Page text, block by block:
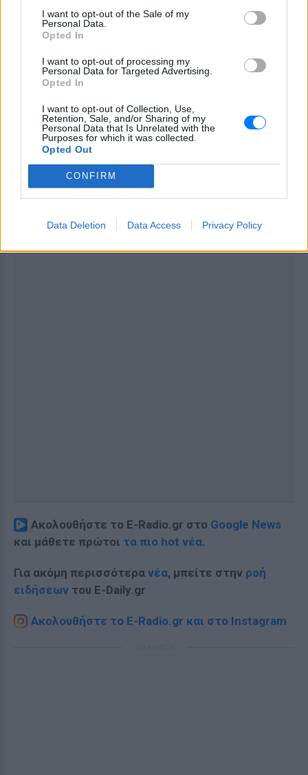
I want to opt-out of the Sale of my
Personal Data.
Opted In
I want to opt-out of processing my
Personal Data for Targeted Advertising.
Opted In
I want to opt-out of Collection, Use,
Retention, Sale, and/or Sharing of my
Personal Data that Is Unrelated with the
Purposes for which it was collected.
Opted Out
CONFIRM
Data Deletion Data Access Privacy Policy
[ΠΗΓΗ]
Ακολουθήστε το E-Radio.gr στο Google News
και μάθετε πρώτοι τα πιο hot νέα.
Για ακόμη περισσότερα νέα, μπείτε στην ροή
ειδήσεων του E-Daily.gr
Ακολουθήστε το E-Radio.gr και στο Instagram